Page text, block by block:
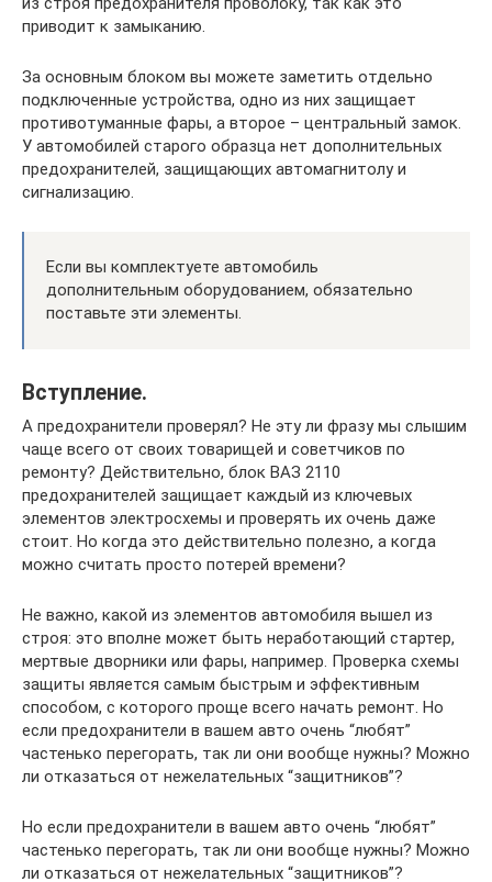
приводит к замыканию.
За основным блоком вы можете заметить отдельно
подключенные устройства, одно из них защищает
противотуманные фары, а второе – центральный замок.
У автомобилей старого образца нет дополнительных
предохранителей, защищающих автомагнитолу и
сигнализацию.
Если вы комплектуете автомобиль
дополнительным оборудованием, обязательно
поставьте эти элементы.
Вступление.
А предохранители проверял? Не эту ли фразу мы слышим
чаще всего от своих товарищей и советчиков по
ремонту? Действительно, блок ВАЗ 2110
предохранителей защищает каждый из ключевых
элементов электросхемы и проверять их очень даже
стоит. Но когда это действительно полезно, а когда
можно считать просто потерей времени?
Не важно, какой из элементов автомобиля вышел из
строя: это вполне может быть неработающий стартер,
мертвые дворники или фары, например. Проверка схемы
защиты является самым быстрым и эффективным
способом, с которого проще всего начать ремонт. Но
если предохранители в вашем авто очень “любят”
частенько перегорать, так ли они вообще нужны? Можно
ли отказаться от нежелательных “защитников”?
Но если предохранители в вашем авто очень “любят”
частенько перегорать, так ли они вообще нужны? Можно
ли отказаться от нежелательных “защитников”?